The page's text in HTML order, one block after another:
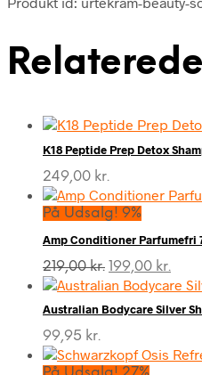
K18 Peptide Prep Detox
249,00 kr.
På Udsalg! 9%
Amp Conditioner Parfumefri
219,00kr. Den
oprindelige
var:
199,00 kr.
er:
Australian Bodycare Silver
99,95 kr.